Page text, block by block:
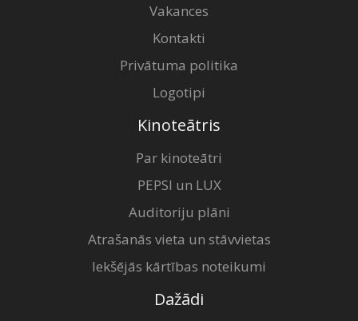
Vakances
Kontakti
Privātuma politika
Logotipi
Kinoteātris
Par kinoteātri
PEPSI un LUX
Auditoriju plāni
Atrašanās vieta un stāvvietas
Iekšējās kārtības noteikumi
Dažādi